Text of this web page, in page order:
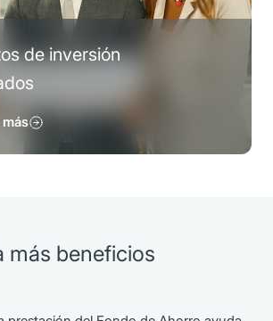
de inversión
más beneficios